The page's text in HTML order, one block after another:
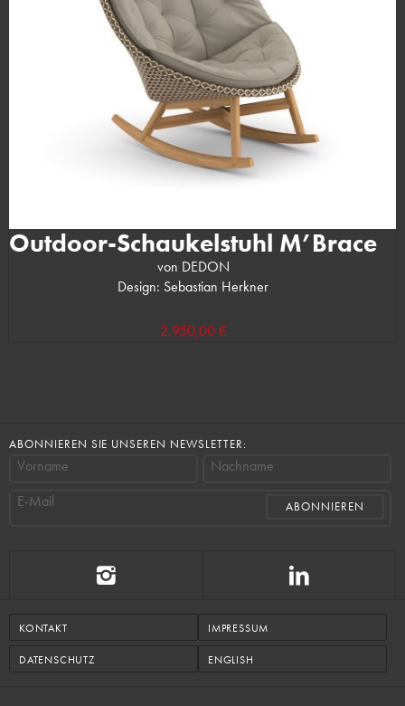
Outdoor-Schaukelstuhl M’Brace
von DEDON
Design: Sebastian Herkner
2.950,00 €
ABONNIEREN SIE UNSEREN NEWSLETTER:
Vorname
Nachname
E-Mail
KONTAKT IMPRESSUM
DATENSCHUTZ ENGLISH